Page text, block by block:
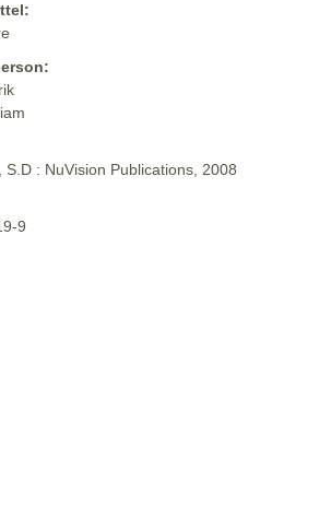
S.D : NuVision Publications, 2008
9